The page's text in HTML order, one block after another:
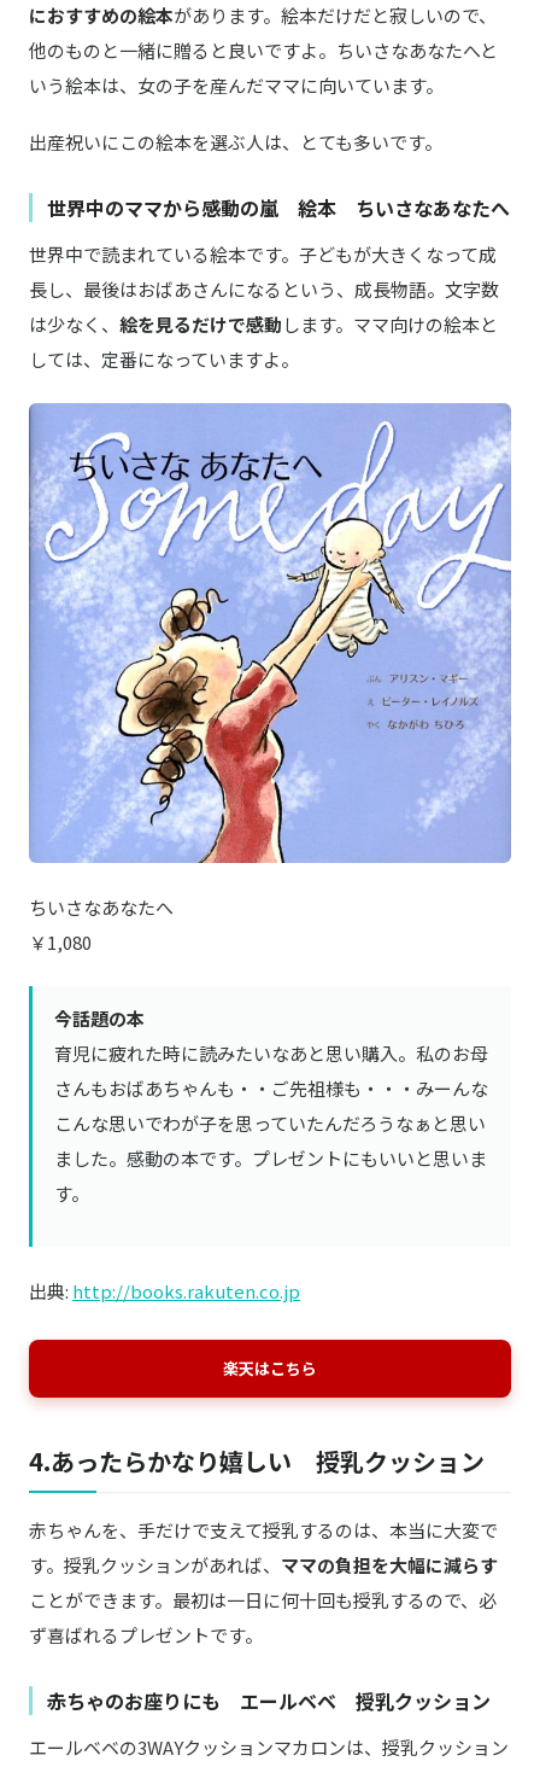
におすすめの絵本があります。絵本だけだと寂しいので、
他のものと一緒に贈ると良いですよ。ちいさなあなたへと
いう絵本は、女の子を産んだママに向いています。
出産祝いにこの絵本を選ぶ人は、とても多いです。
世界中のママから感動の嵐 絵本 ちいさなあなたへ
世界中で読まれている絵本です。子どもが大きくなって成
長し、最後はおばあさんになるという、成長物語。文字数
は少なく、 絵を見るだけで感動します。ママ向けの絵本と
しては、定番になっていますよ。
ちいさなあなたへ
￥1,080
今話題の本
育児に疲れた時に読みたいなあと思い購入。私のお母
さんもおばあちゃんも・・ご先祖様も・・・みーんな
こんな思いでわが子を思っていたんだろうなぁと思い
ました。感動の本です。プレゼントにもいいと思いま
す。
出典: http://books.rakuten.co.jp
楽天はこちら
4.あったらかなり嬉しい 授乳クッション
赤ちゃんを、手だけで支えて授乳するのは、本当に大変で
す。授乳クッションがあれば、 ママの負担を大幅に減らす
ことができます。最初は一日に何十回も授乳するので、必
ず喜ばれるプレゼントです。
赤ちゃのお座りにも エールベベ 授乳クッション
エールベベの3WAYクッションマカロンは、授乳クッション